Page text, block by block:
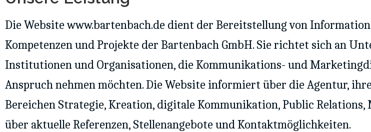
Die Website www.bartenbach.de dient der Bereitstellung von
Kompetenzen und Projekte der Bartenbach GmbH. Sie richtet sich an
Institutionen und Organisationen, die Kommunikations- und
Anspruch nehmen möchten. Die Website informiert über die Agentur,
Bereichen Strategie, Kreation, digitale Kommunikation, Public Relations,
über aktuelle Referenzen, Stellenangebote und Kontaktmöglichkeiten.